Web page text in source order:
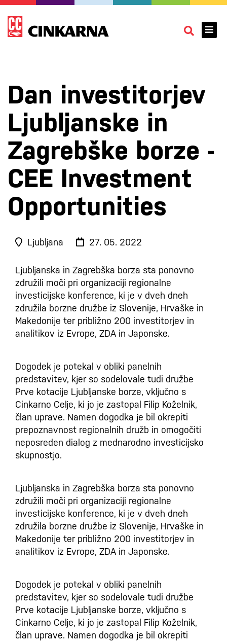
Dan investitorjev
Ljubljanske in
Zagrebške borze -
CEE Investment
Opportunities
Ljubljana 27. 05. 2022
Ljubljanska in Zagrebška borza sta ponovno
združili moči pri organizaciji regionalne
investicijske konference, ki je v dveh dneh
združila borzne družbe iz Slovenije, Hrvaške in
Makedonije ter približno 200 investitorjev in
analitikov iz Evrope, ZDA in Japonske.
Dogodek je potekal v obliki panelnih
predstavitev, kjer so sodelovale tudi družbe
Prve kotacije Ljubljanske borze, vključno s
Cinkarno Celje, ki jo je zastopal Filip Koželnik,
član uprave. Namen dogodka je bil okrepiti
prepoznavnost regionalnih družb in omogočiti
neposreden dialog z mednarodno investicijsko
skupnostjo.
Ljubljanska in Zagrebška borza sta ponovno
združili moči pri organizaciji regionalne
investicijske konference, ki je v dveh dneh
združila borzne družbe iz Slovenije, Hrvaške in
Makedonije ter približno 200 investitorjev in
analitikov iz Evrope, ZDA in Japonske.
Dogodek je potekal v obliki panelnih
predstavitev, kjer so sodelovale tudi družbe
Prve kotacije Ljubljanske borze, vključno s
Cinkarno Celje, ki jo je zastopal Filip Koželnik,
član uprave. Namen dogodka je bil okrepiti